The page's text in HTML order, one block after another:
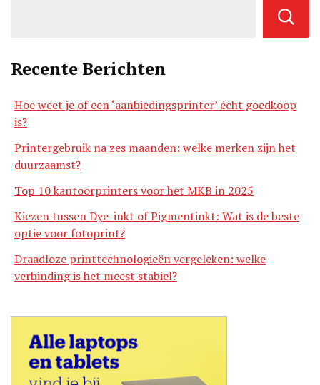
Recente Berichten
Hoe weet je of een ‘aanbiedingsprinter’ écht goedkoop
is?
Printergebruik na zes maanden: welke merken zijn het
duurzaamst?
Top 10 kantoorprinters voor het MKB in 2025
Kiezen tussen Dye-inkt of Pigmentinkt: Wat is de beste
optie voor fotoprint?
Draadloze printtechnologieën vergeleken: welke
verbinding is het meest stabiel?